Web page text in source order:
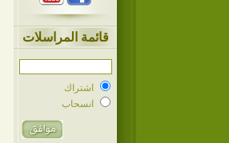
قائمة المراسلات
اشتراك
انسحاب